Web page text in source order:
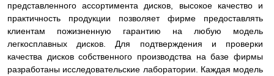
представленного ассортимента дисков, высокое качество и
практичность продукции позволяет фирме предоставлять
клиентам пожизненную гарантию на любую модель
легкосплавных дисков. Для подтверждения и проверки
качества дисков собственного производства на базе фирмы
разработаны исследовательские лаборатории. Каждая модель